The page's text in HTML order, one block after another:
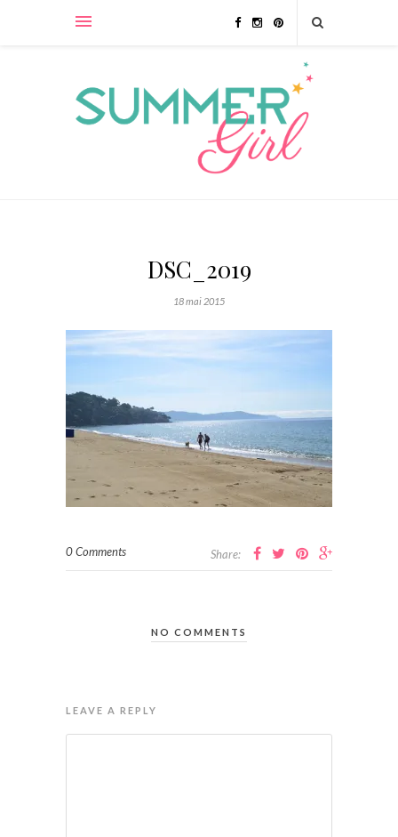
DSC_2019
18 mai 2015
0 Comments Share:
NO COMMENTS
LEAVE A REPLY